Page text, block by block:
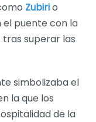
Zubirio
el puente con la
superar las
simbolizaba el
la que los
de la